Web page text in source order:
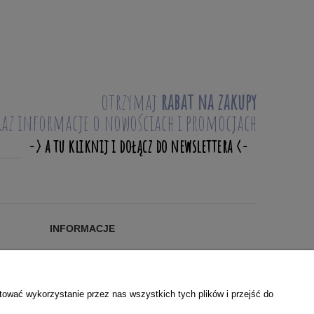
otrzymaj rabat na zakupy
informacje o nowościach i promocjach
INFORMACJE
O NAS
wykorzystanie przez nas wszystkich tych plików i przejść do